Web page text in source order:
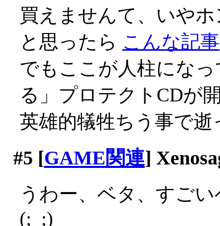
買えませんて、いや
と思ったら こんな記事
でもここが人柱にな
る」プロテクトCDが
英雄的犠牲ちう事で
#5 [GAME関連]
うわー、ベタ、すご
(;_;)